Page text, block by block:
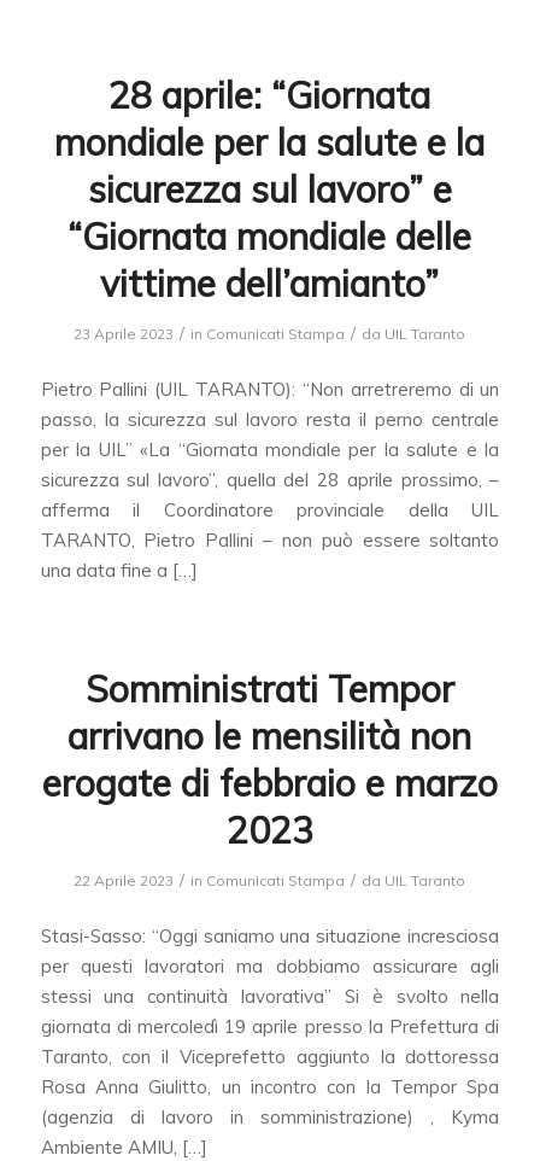
28 aprile: “Giornata
mondiale per la salute e la
sicurezza sul lavoro” e
“Giornata mondiale delle
vittime dell’amianto”
23 Aprile 2023 / in Comunicati Stampa / da UIL Taranto
Pietro Pallini (UIL TARANTO): “Non arretreremo di un
passo, la sicurezza sul lavoro resta il perno centrale
per la UIL” «La “Giornata mondiale per la salute e la
sicurezza sul lavoro”, quella del 28 aprile prossimo, –
afferma il Coordinatore provinciale della UIL
TARANTO, Pietro Pallini – non può essere soltanto
una data fine a […]
Somministrati Tempor
arrivano le mensilità non
erogate di febbraio e marzo
2023
22 Aprile 2023 / in Comunicati Stampa / da UIL Taranto
Stasi-Sasso: “Oggi saniamo una situazione incresciosa
per questi lavoratori ma dobbiamo assicurare agli
stessi una continuità lavorativa” Si è svolto nella
giornata di mercoledì 19 aprile presso la Prefettura di
Taranto, con il Viceprefetto aggiunto la dottoressa
Rosa Anna Giulitto, un incontro con la Tempor Spa
(agenzia di lavoro in somministrazione) , Kyma
Ambiente AMIU, […]